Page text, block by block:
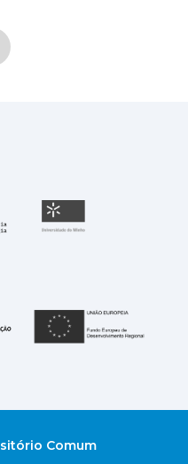
Fundação para a
República Portuguesa
Comum